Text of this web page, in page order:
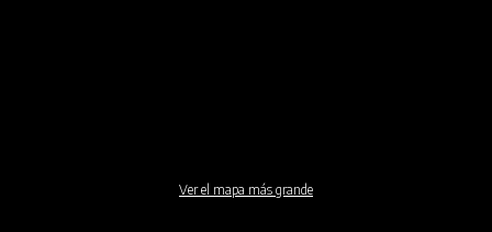
Ver el mapa más grande